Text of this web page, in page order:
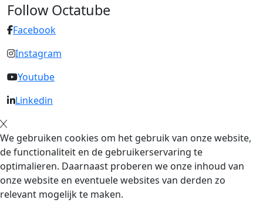
Follow Octatube
Facebook
Instagram
Youtube
Linkedin
We gebruiken cookies om het gebruik van onze website,
de functionaliteit en de gebruikerservaring te
optimalieren. Daarnaast proberen we onze inhoud van
onze website en eventuele websites van derden zo
relevant mogelijk te maken.